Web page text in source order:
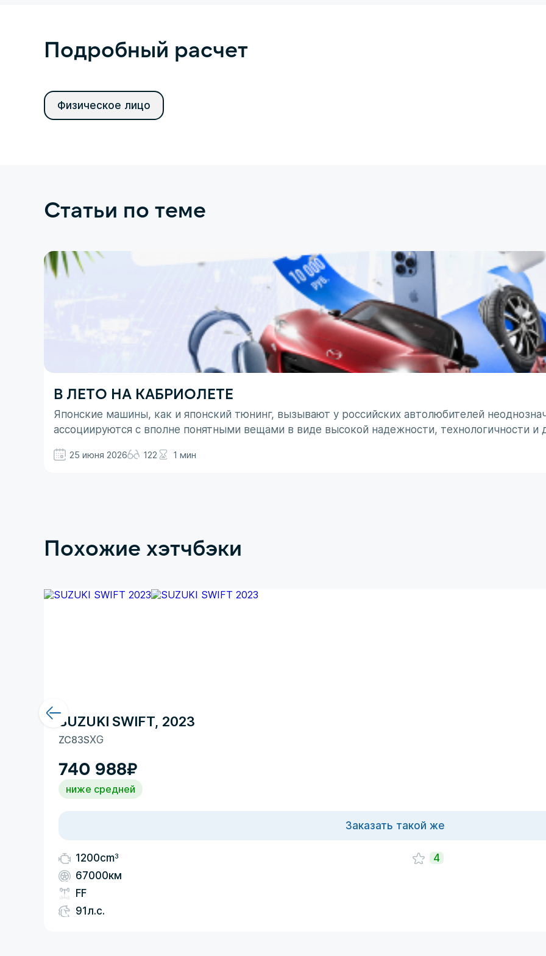
Подробный расчет
Физическое лицо
Статьи по теме
В ЛЕТО НА КАБРИОЛЕТЕ
Японские машины, как и японский тюнинг, вызывают у российских автолюбителей
ассоциируются с вполне понятными вещами в виде высокой надежности, технологичности
25 июня 2026 122 1 мин
Похожие хэтчбэки
1200cm3
67000км
FF
91л.с.
4
SUZUKI SWIFT, 2023
ZC83SXG
740 988₽
ниже средней
Заказать такой же